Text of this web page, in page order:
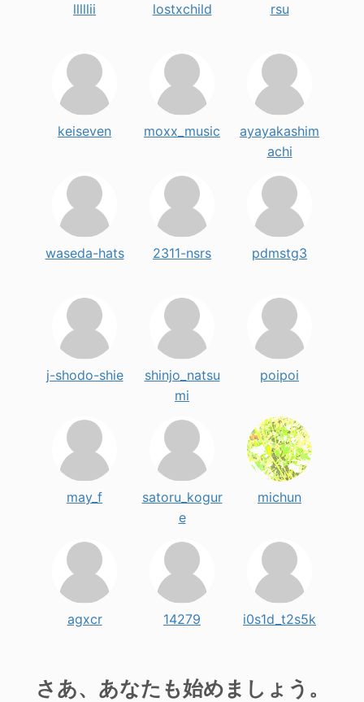
lllllii lostxchild rsu
keiseven moxx_music
ayayakashim
achi
waseda-hats 2311-nsrs pdmstg3
j-shodo-shie
shinjo_natsu
mi
poipoi
may_f
satoru_kogur
e
michun
agxcr 14279 i0s1d_t2s5k
さあ、あなたも始めましょう。